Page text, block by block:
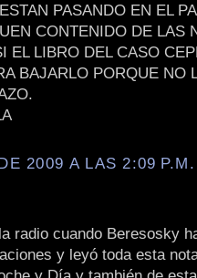
PASANDO EN EL
CONTENIDO DE LAS
EL LIBRO DEL CASO
BAJARLO PORQUE NO
2009 A LAS 2:09 P.M.
radio cuando Beresosky
y leyó toda esta